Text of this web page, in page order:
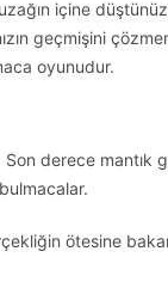
içine
geçmişini
oyunudur.
derece mantık
ötesine